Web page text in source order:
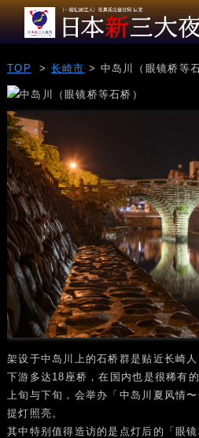
TOP > 长崎市 > 中岛川（眼镜桥等石
架设于中岛川上的石桥群是贴近长崎
下游多达18座桥，在国内也是很稀有
上旬与下旬，会举办「中岛川夏风情
提灯照亮。
其中特别值得造访的是点灯后的「眼